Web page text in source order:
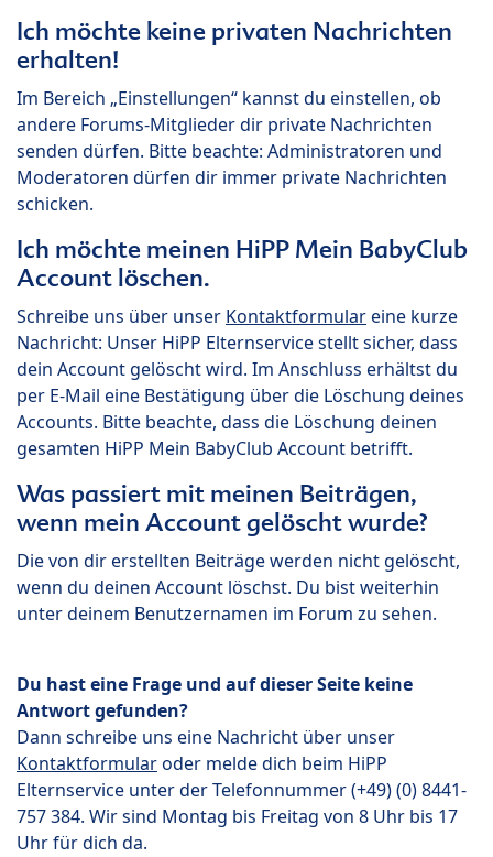
Ich möchte keine privaten Nachrichten
erhalten!
Im Bereich „Einstellungen“ kannst du einstellen, ob
andere Forums-Mitglieder dir private Nachrichten
senden dürfen. Bitte beachte: Administratoren und
Moderatoren dürfen dir immer private Nachrichten
schicken.
Ich möchte meinen HiPP Mein BabyClub
Account löschen.
Schreibe uns über unser Kontaktformulareine kurze
Nachricht: Unser HiPP Elternservice stellt sicher, dass
dein Account gelöscht wird. Im Anschluss erhältst du
per E-Mail eine Bestätigung über die Löschung deines
Accounts. Bitte beachte, dass die Löschung deinen
gesamten HiPP Mein BabyClub Account betrifft.
Was passiert mit meinen Beiträgen,
wenn mein Account gelöscht wurde?
Die von dir erstellten Beiträge werden nicht gelöscht,
wenn du deinen Account löschst. Du bist weiterhin
unter deinem Benutzernamen im Forum zu sehen.
Du hast eine Frage und auf dieser Seite keine
Antwort gefunden?
Dann schreibe uns eine Nachricht über unser
Kontaktformularoder melde dich beim HiPP
Elternservice unter der Telefonnummer (+49) (0) 8441-
757 384. Wir sind Montag bis Freitag von 8 Uhr bis 17
Uhr für dich da.